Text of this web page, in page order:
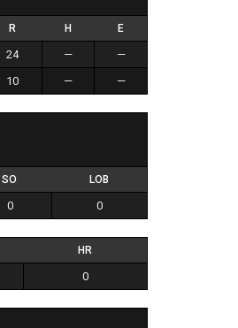
R H E
24 —
—
10 — —
SO LOB
0 0
HR
0